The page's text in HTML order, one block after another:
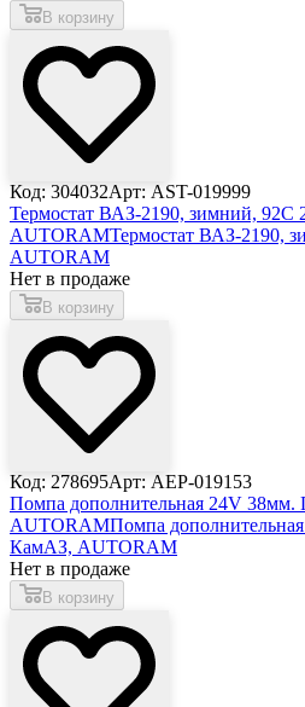
В корзину
Код: 304032Арт: AST-019999
Термостат ВАЗ-2190, зимний, 92С
AUTORAMТермостат ВАЗ-2190,
AUTORAM
Нет в продаже
В корзину
Код: 278695Арт: AEP-019153
Помпа дополнительная 24V
AUTORAMПомпа
КамАЗ, AUTORAM
Нет в продаже
В корзину